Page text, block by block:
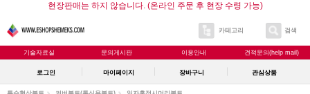
현장판매는 하지 않습니다. (온라인 주문 후 현장 수령 가능)
카테고리 검색
기술자료실 문의게시판 이용안내 견적문의(help mail)
로그인 마이페이지 장바구니 관심상품